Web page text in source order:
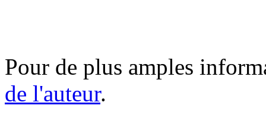
Pour de plus amples
de l'auteur.